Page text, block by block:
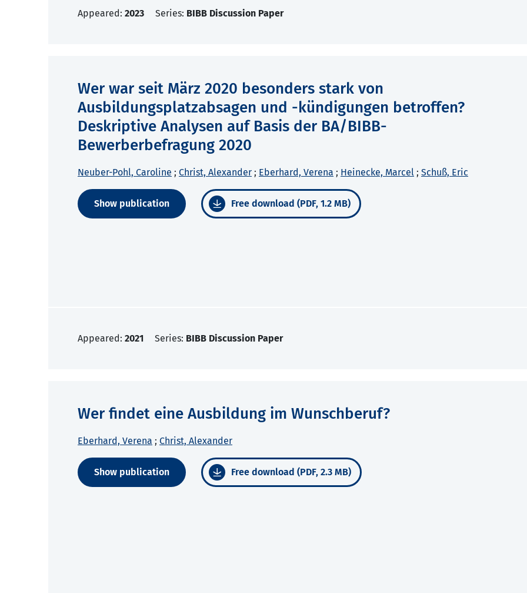
Appeared: 2023 Series: BIBB Discussion Paper
Wer war seit März 2020 besonders stark von
Ausbildungsplatzabsagen und -kündigungen betroffen?
Deskriptive Analysen auf Basis der BA/BIBB-
Bewerberbefragung 2020
Neuber-Pohl, Caroline ; Christ, Alexander ; Eberhard, Verena ; Heinecke, Marcel ; Schuß, Eric
Show publication Free download (PDF, 1.2 MB)
Appeared: 2021 Series: BIBB Discussion Paper
Wer findet eine Ausbildung im Wunschberuf?
Eberhard, Verena ; Christ, Alexander
Show publication Free download (PDF, 2.3 MB)